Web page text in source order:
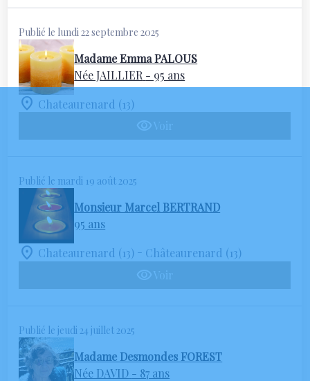
Publié le lundi 22 septembre 2025
Madame Emma PALOUS
Née JAILLIER - 95 ans
Chateaurenard (13)
Voir
Publié le mardi 19 août 2025
Monsieur Marcel BERTRAND
95 ans
Chateaurenard (13) - Châteaurenard (13)
Voir
Publié le jeudi 24 juillet 2025
Madame Desmondes FOREST
Née DAVID - 87 ans